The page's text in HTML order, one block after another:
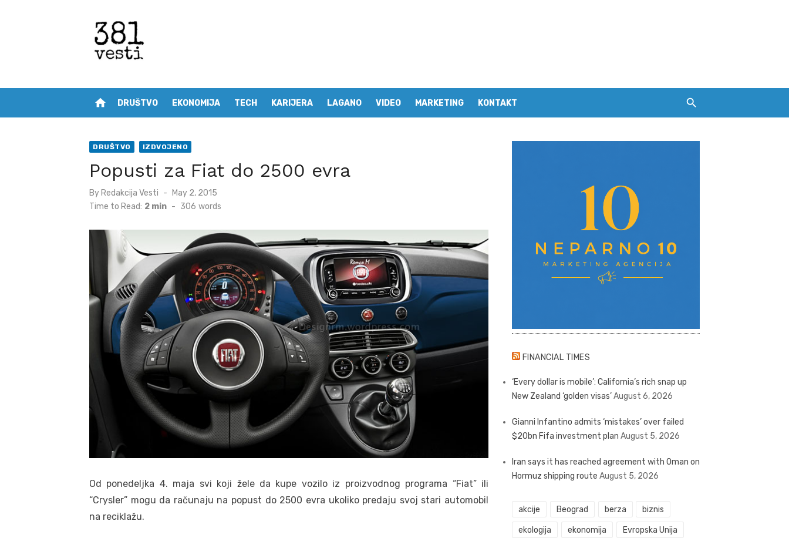
home DRUŠTVO EKONOMIJA TECH KARIJERA LAGANO VIDEO MARKETING KONTAKT
DRUŠTVO IZDVOJENO
Popusti za Fiat do 2500 evra
By Redakcija Vesti
Posted
May 2, 2015
Time to Read: 2 min - 306 words
Od ponedeljka 4. maja svi koji žele da kupe vozilo iz proizvodnog programa “Fiat” ili
“Crysler” mogu da računaju na popust do 2500 evra ukoliko predaju svoj stari automobil
na reciklažu.
FINANCIAL TIMES
‘Every dollar is mobile’: California’s rich snap up
New Zealand ‘golden visas’August 6, 2026
Gianni Infantino admits ‘mistakes’ over failed
$20bn Fifa investment plan August 5, 2026
Iran says it has reached agreement with Oman on
Hormuz shipping route August 5, 2026
akcije Beograd berza biznis
ekologija ekonomija Evropska Unija